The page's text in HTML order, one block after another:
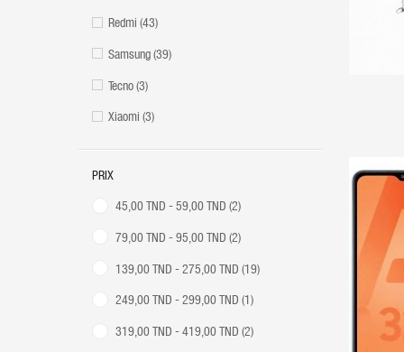
Redmi (43)
Samsung(39)
Tecno(3)
Xiaomi (3)
PRIX
45,00 TND - 59,00 TND (2)
79,00 TND - 95,00 TND (2)
139,00 TND - 275,00 TND (19)
249,00 TND - 299,00 TND (1)
319,00 TND - 419,00 TND (2)